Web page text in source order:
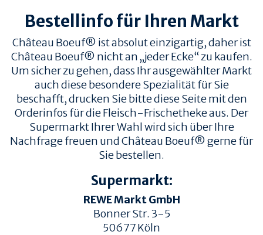
Bestellinfo für Ihren Markt
Château Boeuf® ist absolut einzigartig, daher ist
Château Boeuf® nicht an „jeder Ecke“ zu kaufen.
Um sicher zu gehen, dass Ihr ausgewählter Markt
auch diese besondere Spezialität für Sie
beschafft, drucken Sie bitte diese Seite mit den
Orderinfos für die Fleisch-Frischetheke aus. Der
Supermarkt Ihrer Wahl wird sich über Ihre
Nachfrage freuen und Château Boeuf® gerne für
Sie bestellen.
Supermarkt:
REWE Markt GmbH
Bonner Str. 3-5
50677Köln